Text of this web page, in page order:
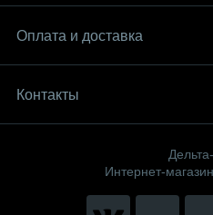
Оплата и доставка
Контакты
Интернет-